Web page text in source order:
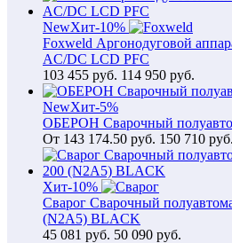
NewХит-10%
Foxweld Аргонодуговой
AC/DC LCD PFC
103 455 руб. 114 950 руб.
NewХит-5%
ОБЕРОН Сварочный
От 143 174.50 руб. 150 710 руб.
Хит-10%
Сварог Сварочный
(N2A5) BLACK
45 081 руб. 50 090 руб.